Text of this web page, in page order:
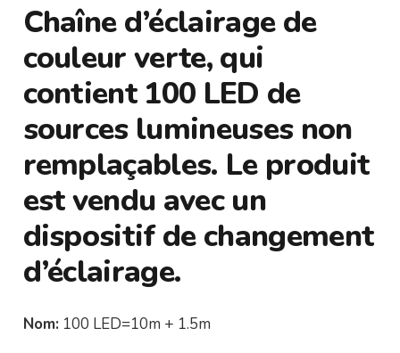
Chaîne d’éclairage de
couleur verte, qui
contient 100 LED de
sources lumineuses non
remplaçables. Le produit
est vendu avec un
dispositif de changement
d’éclairage.
Nom: 100 LED=10m + 1.5m